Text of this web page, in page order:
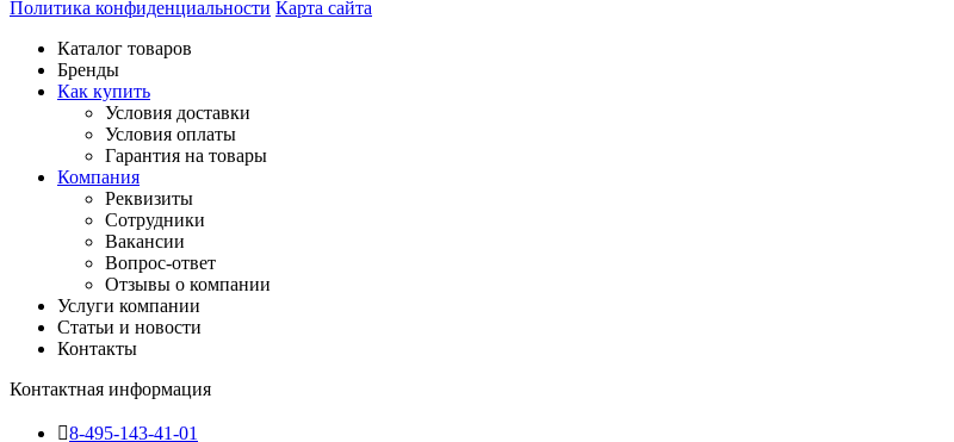
Политика конфиденциальности Карта сайта
Каталог товаров
Бренды
Как купить
Условия доставки
Условия оплаты
Гарантия на товары
Компания
Реквизиты
Сотрудники
Вакансии
Вопрос-ответ
Отзывы о компании
Услуги компании
Статьи и новости
Контакты
Контактная информация
8-495-143-41-01